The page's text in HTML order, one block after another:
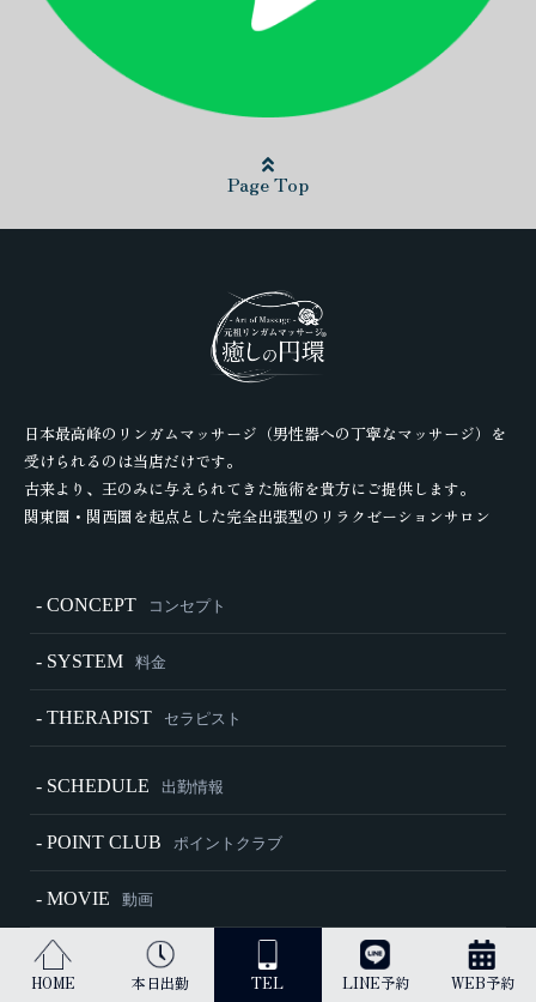
HOME 本日出勤 TEL LINE予約 WEB予約
Page Top
日本最高峰のリンガムマッサージ（男性器への丁寧なマッサージ）を
受けられるのは当店だけです。
古来より、王のみに与えられてきた施術を貴方にご提供します。
関東圏・関西圏を起点とした完全出張型のリラクゼーションサロン
- CONCEPT コンセプト
- SYSTEM 料金
- THERAPIST セラピスト
- SCHEDULE 出勤情報
- POINT CLUB ポイントクラブ
- MOVIE 動画
- HOW TO 施術内容・ご利用方法